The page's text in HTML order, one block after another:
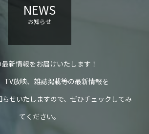
NEWS
お知らせ
最新情報をお届けいたします！
TV放映、雑誌掲載等の最新情報を
らせいたしますので、ぜひチェックしてみ
てください。